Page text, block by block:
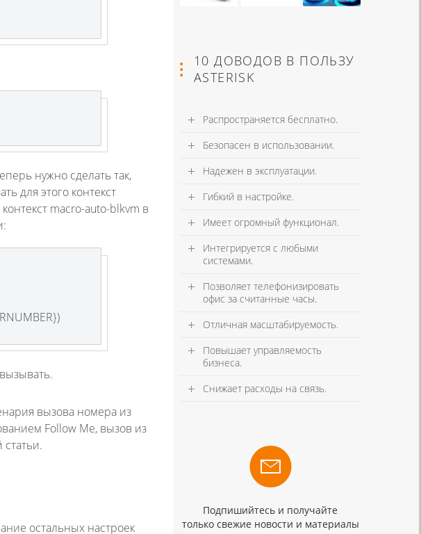
нужно сделать так,
для этого контекст
macro-auto-blkvm в
вызова номера из
Follow Me, вызов из
остальных настроек
10 ДОВОДОВ В ПОЛЬЗУ
ASTERISK
Распространяется бесплатно.
Безопасен в использовании.
Надежен в эксплуатации.
Гибкий в настройке.
Имеет огромный функционал.
Интегрируется с любыми
системами.
Позволяет телефонизировать
офис за считанные часы.
Отличная масштабируемость.
Повышает управляемость
бизнеса.
Снижает расходы на связь.
Подпишийтесь и получайте
только свежие новости и материалы